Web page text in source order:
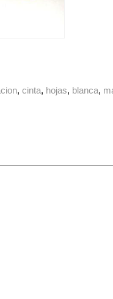
cinta hojas blanca